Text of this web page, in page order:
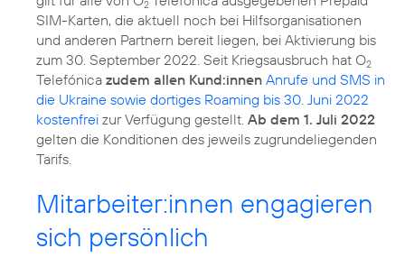
2
SIM-Karten, die aktuell noch bei Hilfsorganisationen
und anderen Partnern bereit liegen, bei Aktivierung bis
zum 30. September 2022. Seit Kriegsausbruch hat O2
Telefónica zudem allen Kund:innen Anrufe und SMS in
die Ukraine sowie dortiges Roaming bis 30. Juni 2022
kostenfrei zur Verfügung gestellt. Ab dem 1. Juli 2022
gelten die Konditionen des jeweils zugrundeliegenden
Tarifs.
Mitarbeiter:innen engagieren
sich persönlich